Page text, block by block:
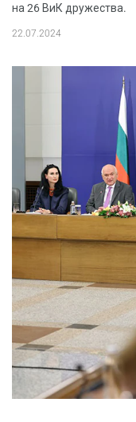
на 26 ВиК дружества.
22.07.2024